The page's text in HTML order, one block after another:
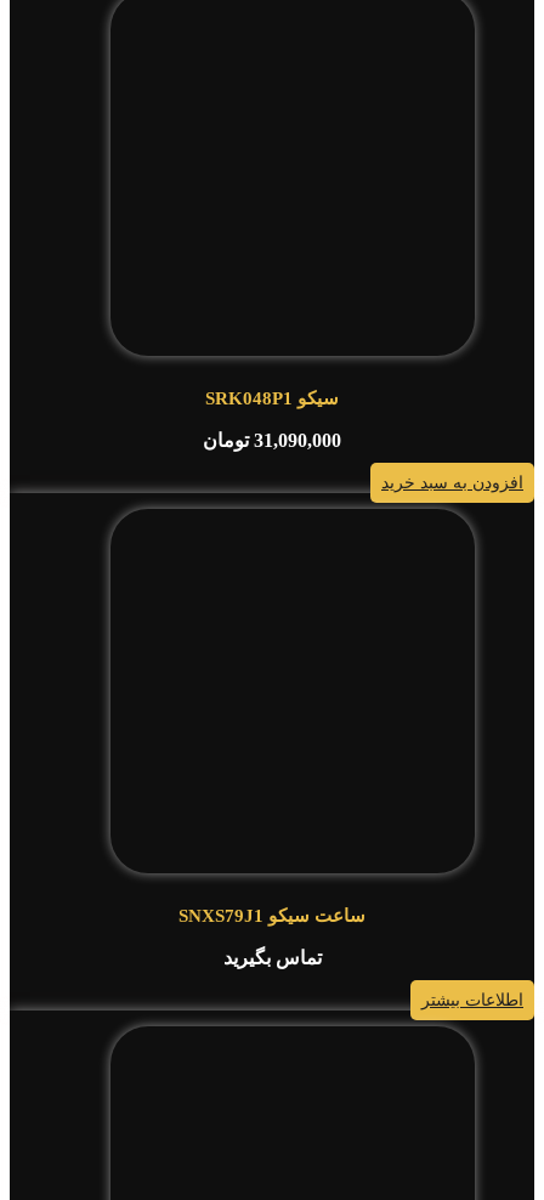
سیکو SRK048P1
31,090,000 تومان
افزودن به سبد خرید
ساعت سیکو SNXS79J1
تماس بگیرید
اطلاعات بیشتر